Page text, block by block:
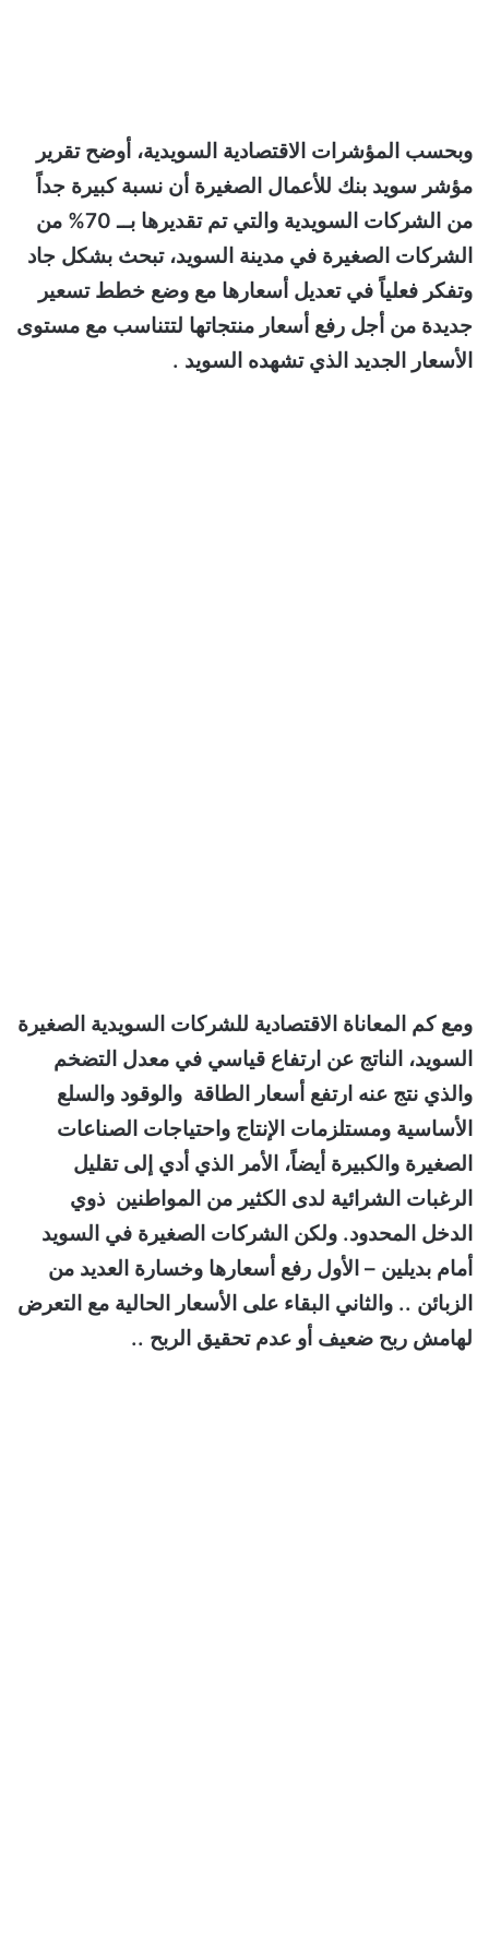
وبحسب المؤشرات الاقتصادية السويدية، أوضح تقرير
مؤشر سويد بنك للأعمال الصغيرة أن نسبة كبيرة جداً
من الشركات السويدية والتي تم تقديرها بــ 70% من
الشركات الصغيرة في مدينة السويد، تبحث بشكل جاد
وتفكر فعلياً في تعديل أسعارها مع وضع خطط تسعير
جديدة من أجل رفع أسعار منتجاتها لتتناسب مع مستوى
الأسعار الجديد الذي تشهده السويد .
ومع كم المعاناة الاقتصادية للشركات السويدية الصغيرة
السويد، الناتج عن ارتفاع قياسي في معدل التضخم
والذي نتج عنه ارتفع أسعار الطاقة والوقود والسلع
الأساسية ومستلزمات الإنتاج واحتياجات الصناعات
الصغيرة والكبيرة أيضاً، الأمر الذي أدي إلى تقليل
الرغبات الشرائية لدى الكثير من المواطنين ذوي
الدخل المحدود. ولكن الشركات الصغيرة في السويد
أمام بديلين – الأول رفع أسعارها وخسارة العديد من
الزبائن .. والثاني البقاء على الأسعار الحالية مع التعرض
لهامش ربح ضعيف أو عدم تحقيق الربح ..